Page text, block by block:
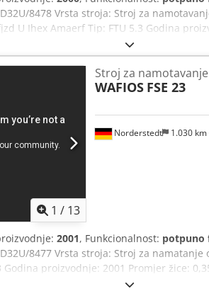
8478 Vrsta stroja: Stroj za
U Ihex Amaerf Tip: FTU 5.3 Godina
50 mm Duljina uvlačenja: ∞ Kapacitet -
1 / 13
Norderstedt 1.030 km
Stroj za
WAFIOS FSE 23
2001, Funkcionalnost: potpuno
8477 Vrsta stroja: Stroj za namatanje
Godina proizvodnje: 2001 Promjer žice:
uvlačenja - m/min: 120 Lokacija: Izvan